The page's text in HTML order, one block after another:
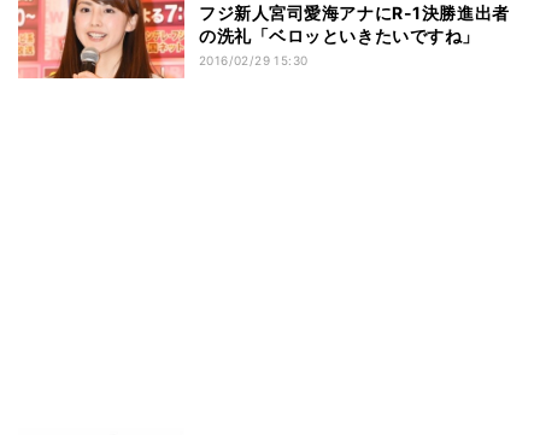
フジ新人宮司愛海アナにR-1決勝進出者
の洗礼「ベロッといきたいですね」
2016/02/29 15:30